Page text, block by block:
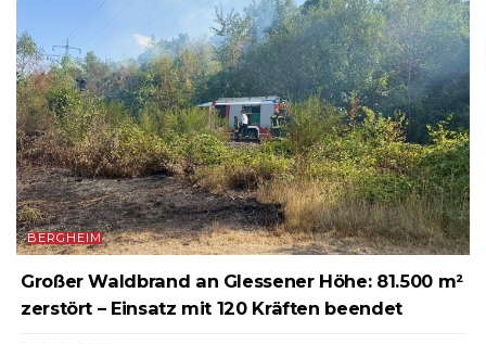
BERGHEIM
Großer Waldbrand an Glessener Höhe: 81.500 m²
zerstört – Einsatz mit 120 Kräften beendet